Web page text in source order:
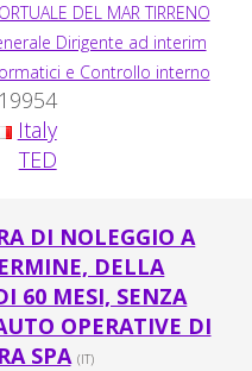
DEL MAR TIRRENO
Dirigente ad interim
e Controllo interno
Italy
TED
DI NOLEGGIO A
DELLA
60 MESI, SENZA
OPERATIVE DI
SPA (IT)